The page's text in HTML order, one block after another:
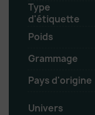
Type
d'étiquette
Poids
Grammage
Pays d'origine
Univers